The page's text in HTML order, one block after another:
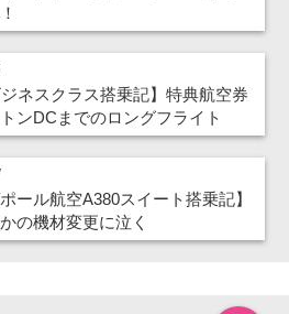
ジネスクラス搭乗記】特典航空券
ンDCまでのロングフライト
ポール航空A380スイート搭乗記】
の機材変更に泣く